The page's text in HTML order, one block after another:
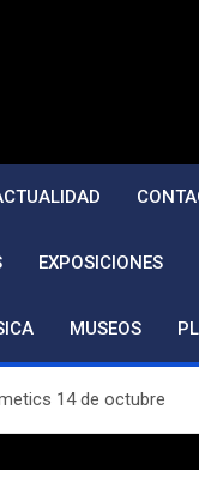
EXPOSICIONES
MUSEOS
14 de octubre